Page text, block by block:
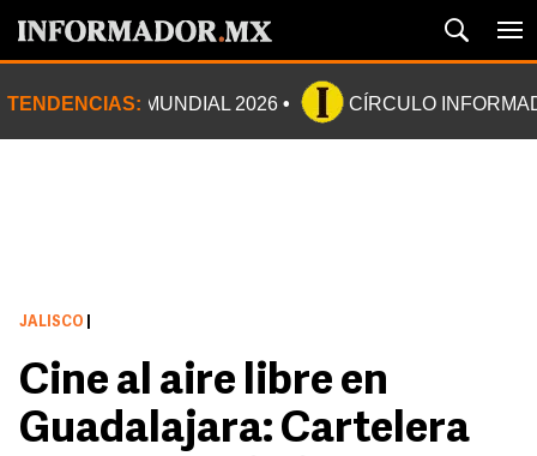
TENDENCIAS: MUNDIAL 2026 CÍRCULO
JALISCO
Cine al aire libre en
Guadalajara: Cartelera